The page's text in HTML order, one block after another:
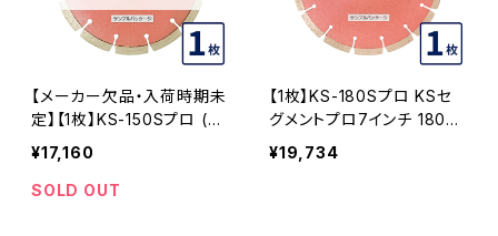
【メーカー欠品・入荷時期未
定】【1枚】KS-150Sプロ (ビ
ス穴付き) KSセグメントプ
ロ 6インチ 150mm みかげ
石・硬質コンクリートなどの
¥17,160
SOLD OUT
【1枚】KS-180Sプロ KSセ
グメントプロ7インチ 180m
m みかげ石・硬質コンクリ
ートなどの切断用 ダイヤセ
¥19,734